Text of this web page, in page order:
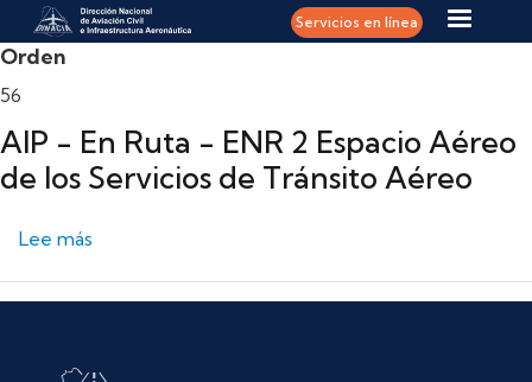
Pasar al contenido principal Servicios en línea
Orden
56
AIP - En Ruta - ENR 2 Espacio Aéreo
de los Servicios de Tránsito Aéreo
Lee más